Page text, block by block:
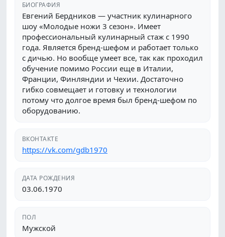
БИОГРАФИЯ
Евгений Бердников — участник кулинарного
шоу «Молодые ножи 3 сезон». Имеет
профессиональный кулинарный стаж с 1990
года. Является бренд-шефом и работает только
с дичью. Но вообще умеет все, так как проходил
обучение помимо России еще в Италии,
Франции, Финляндии и Чехии. Достаточно
гибко совмещает и готовку и технологии
потому что долгое время был бренд-шефом по
оборудованию.
ВКОНТАКТЕ
https://vk.com/gdb1970
ДАТА РОЖДЕНИЯ
03.06.1970
ПОЛ
Мужской